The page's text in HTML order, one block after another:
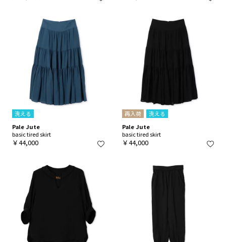
洗える
Pale Jute
basic tired skirt
￥44,000
再入荷
洗える
Pale Jute
basic tired skirt
￥44,000